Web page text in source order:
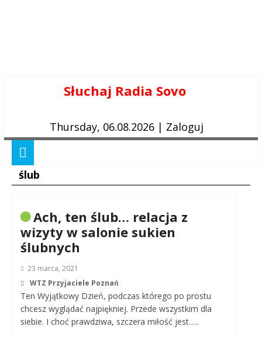
Słuchaj Radia Sovo
Thursday, 06.08.2026 | Zaloguj
ślub
Ach, ten ślub… relacja z
wizyty w salonie sukien
ślubnych
23 marca, 2021
WTZ Przyjaciele Poznań
Ten Wyjątkowy Dzień, podczas którego po prostu
chcesz wyglądać najpiękniej. Przede wszystkim dla
siebie. I choć prawdziwa, szczera miłość jest…..